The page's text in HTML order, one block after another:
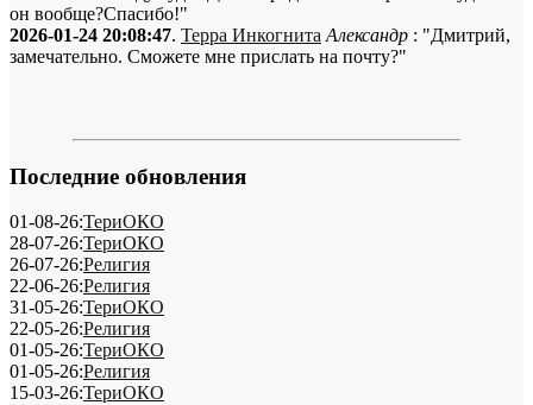
он вообще?Спасибо!"
2026-01-24 20:08:47. Терра Инкогнита Александр : "Дмитрий,
замечательно. Сможете мне прислать на почту?"
Последние обновления
01-08-26:ТериОКО
28-07-26:ТериОКО
26-07-26:Религия
22-06-26:Религия
31-05-26:ТериОКО
22-05-26:Религия
01-05-26:ТериОКО
01-05-26:Религия
15-03-26:ТериОКО